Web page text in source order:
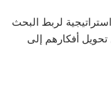
لربط البحث
تحويل أفكارهم إلى